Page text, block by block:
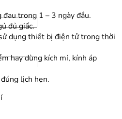
đau trong 1 – 3 ngày đầu.
đủ giấc.
dụng thiết bị điện tử trong thời
hay dùng kích mí, kính áp
lịch hẹn.